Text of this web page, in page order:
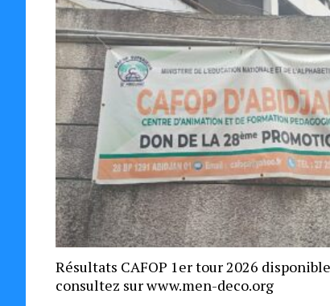
Résultats CAFOP 1er tour 2026
consultez sur www.men-deco.org